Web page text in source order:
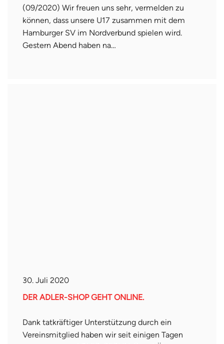
(09/2020) Wir freuen uns sehr, vermelden zu
können, dass unsere U17 zusammen mit dem
Hamburger SV im Nordverbund spielen wird.
Gestern Abend haben na…
30. Juli 2020
DER ADLER-SHOP GEHT ONLINE.
Dank tatkräftiger Unterstützung durch ein
Vereinsmitglied haben wir seit einigen Tagen